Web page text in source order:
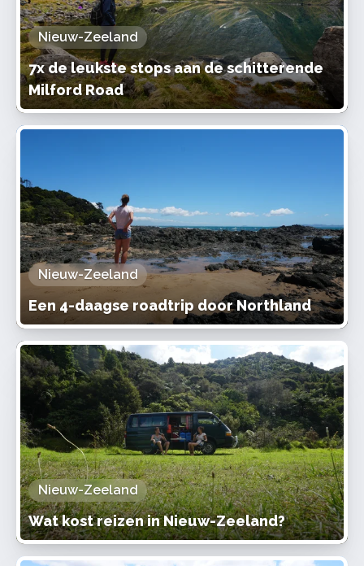
Nieuw-Zeeland
7x de leukste stops aan de schitterende
Milford Road
Nieuw-Zeeland
Een 4-daagse roadtrip door Northland
Nieuw-Zeeland
Wat kost reizen in Nieuw-Zeeland?